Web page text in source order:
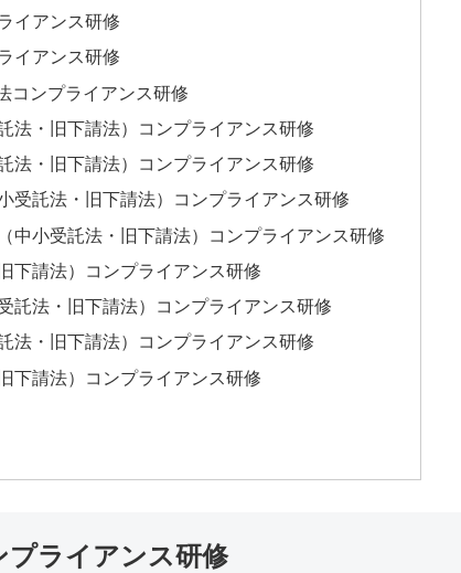
イアンス研修
イアンス研修
コンプライアンス研修
法・旧下請法）コンプライアンス研修
法・旧下請法）コンプライアンス研修
受託法・旧下請法）コンプライアンス研修
中小受託法・旧下請法）コンプライアンス研修
下請法）コンプライアンス研修
託法・旧下請法）コンプライアンス研修
法・旧下請法）コンプライアンス研修
下請法）コンプライアンス研修
プライアンス研修